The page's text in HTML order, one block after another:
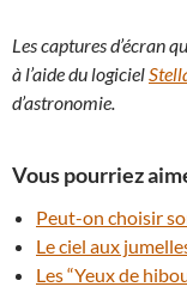
Les captures d’écran
à l’aide du logiciel
d’astronomie.
Vous pourriez
Peut-on choisir
Le ciel aux
Les “Yeux de